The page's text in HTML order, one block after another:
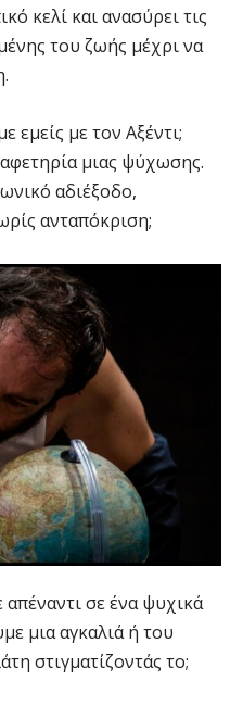
κελί και ανασύρει τις
του ζωής μέχρι να
εμείς με τον Αξέντι;
μιας ψύχωσης.
αδιέξοδο,
ανταπόκριση;
σε ένα ψυχικά
μια αγκαλιά ή του
στιγματίζοντάς το;